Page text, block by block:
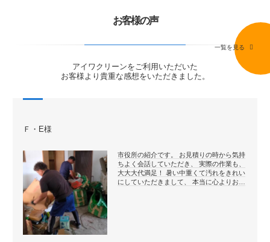
お客様の声
アイワクリーンをご利用いただいた
お客様より貴重な感想をいただきました。
一覧を見る
Ｆ・E様
市役所の紹介です。 お見積りの時から気持
ちよく会話していただき、 実際の作業も、
大大大代満足！ 暑い中重くて汚れをきれい
にしていただきまして、 本当に心よりお…